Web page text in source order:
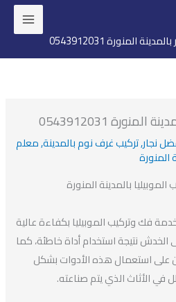
0543912031
0543912031
,تركيب غرف نوم بالمدينة,معلم
بالمدينة المنورة
وتركيب الموبيليا بكفاءة عالية
نتيجة استخدام أداة خاطئة، كما
استعمال هذه الأدوات بشكل
الذي يتم صناعته.